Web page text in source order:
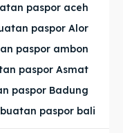
paspor aceh
paspor Alor
paspor ambon
paspor Asmat
paspor Badung
paspor bali